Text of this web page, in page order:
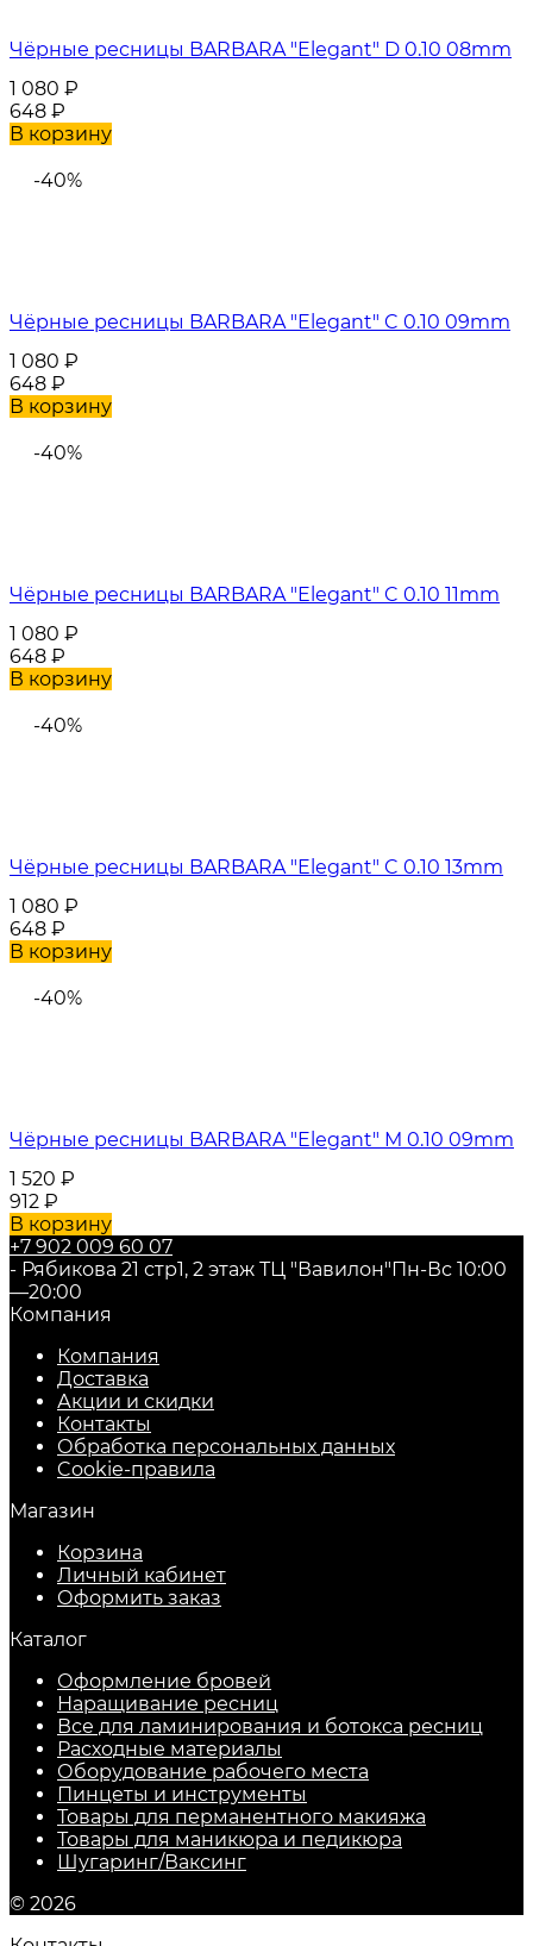
Чёрные ресницы BARBARA "Elegant" D 0.10 08mm
1 080 ₽
648 ₽
В корзину
-40%
Чёрные ресницы BARBARA "Elegant" C 0.10 09mm
1 080 ₽
648 ₽
В корзину
-40%
Чёрные ресницы BARBARA "Elegant" C 0.10 11mm
1 080 ₽
648 ₽
В корзину
-40%
Чёрные ресницы BARBARA "Elegant" C 0.10 13mm
1 080 ₽
648 ₽
В корзину
-40%
Чёрные ресницы BARBARA "Elegant" M 0.10 09mm
1 520 ₽
912 ₽
В корзину
+7 902 009 60 07
- Рябикова 21 стр1, 2 этаж ТЦ "Вавилон"Пн-Вс 10:00
—20:00
Компания
Компания
Доставка
Акции и скидки
Контакты
Обработка персональных данных
Cookie-правила
Магазин
Корзина
Личный кабинет
Оформить заказ
Каталог
Оформление бровей
Наращивание ресниц
Все для ламинирования и ботокса ресниц
Расходные материалы
Оборудование рабочего места
Пинцеты и инструменты
Товары для перманентного макияжа
Товары для маникюра и педикюра
Шугаринг/Ваксинг
© 2026